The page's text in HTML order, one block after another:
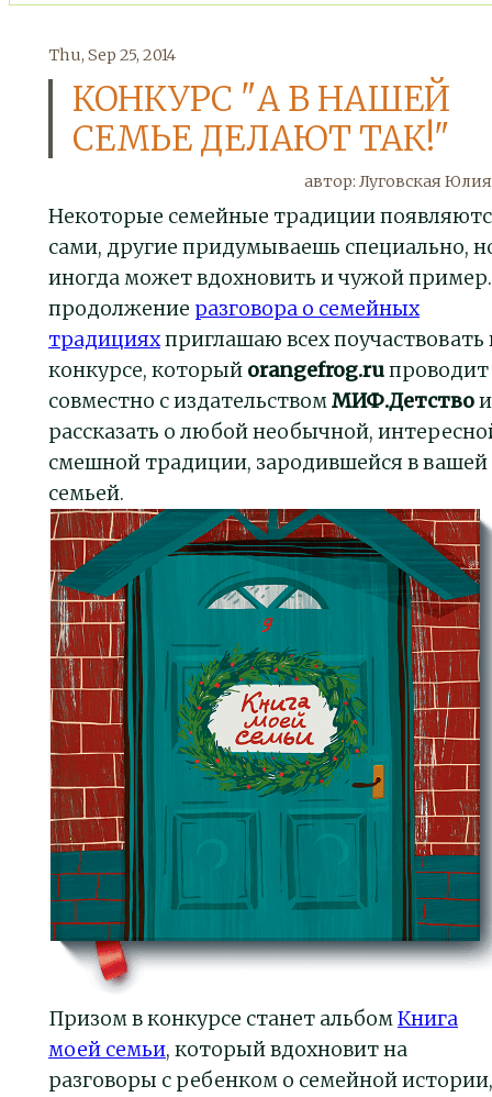
Thu, Sep 25, 2014
КОНКУРС "А В НАШЕЙ
СЕМЬЕ ДЕЛАЮТ ТАК!"
автор: Луговская Юлия
Некоторые семейные традиции
сами, другие придумываешь специально,
иногда может вдохновить и чужой
продолжение разговора о семейных
традицияхприглашаю всех поучаствовать
конкурсе, который orangefrog.ruпроводит
совместно с издательствомМИФ.Детствои
рассказать о любой необычной,
смешной традиции, зародившейся в вашей
семьей.
Призом в конкурсе станет альбомКнига
моей семьи, который вдохновит на
разговоры с ребенком о семейной истории,